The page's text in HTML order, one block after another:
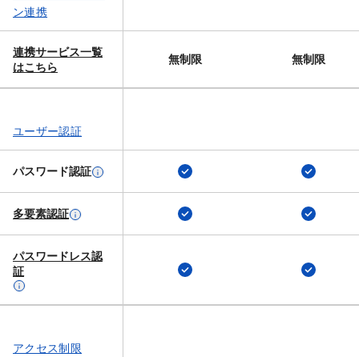
ン連携
連携サービス一覧
は​こちら
無制限 無制限
ユーザー認証
パスワード認証
多要素認証
パスワードレス認
証
アクセス制限